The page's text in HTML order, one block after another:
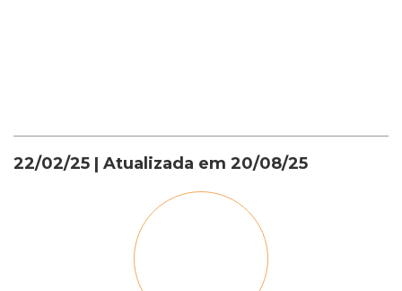
22/02/25 | Atualizada em 20/08/25